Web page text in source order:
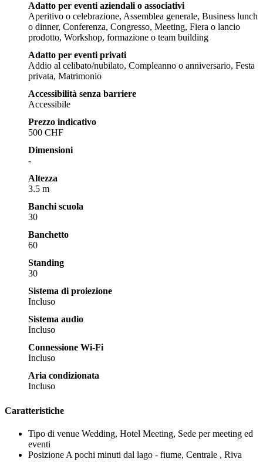
Adatto per eventi aziendali o associativi
Aperitivo o celebrazione, Assemblea generale, Business lunch
o dinner, Conferenza, Congresso, Meeting, Fiera o lancio
prodotto, Workshop, formazione o team building
Adatto per eventi privati
Addio al celibato/nubilato, Compleanno o anniversario, Festa
privata, Matrimonio
Accessibilità senza barriere
Accessibile
Prezzo indicativo
500 CHF
Dimensioni
-
Altezza
3.5 m
Banchi scuola
30
Banchetto
60
Standing
30
Sistema di proiezione
Incluso
Sistema audio
Incluso
Connessione Wi-Fi
Incluso
Aria condizionata
Incluso
Caratteristiche
Tipo di venue Wedding, Hotel Meeting, Sede per meeting ed
eventi
PosizioneA pochi minuti dal lago - fiume, Centrale , Riva